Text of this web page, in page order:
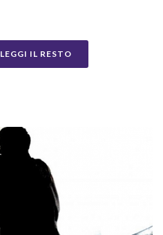
LEGGI IL RESTO